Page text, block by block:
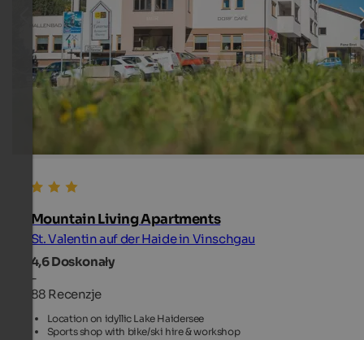
Mountain Living Apartments
St. Valentin auf der Haide in Vinschgau
4,6Doskonały
-
88 Recenzje
Location on idyllic Lake Haidersee
Sports shop with bike/ski hire & workshop